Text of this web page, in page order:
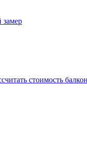
замер
стоимость